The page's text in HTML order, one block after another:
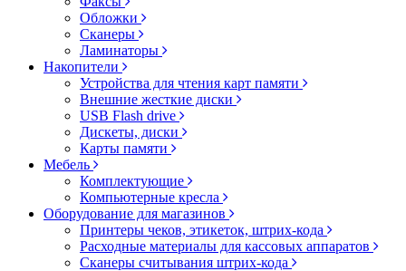
Обложки
Сканеры
Ламинаторы
Накопители
Устройства для чтения карт памяти
Внешние жесткие диски
USB Flash drive
Дискеты, диски
Карты памяти
Мебель
Комплектующие
Компьютерные кресла
Оборудование для магазинов
Принтеры чеков, этикеток, штрих-кода
Расходные материалы для кассовых аппаратов
Сканеры считывания штрих-кода